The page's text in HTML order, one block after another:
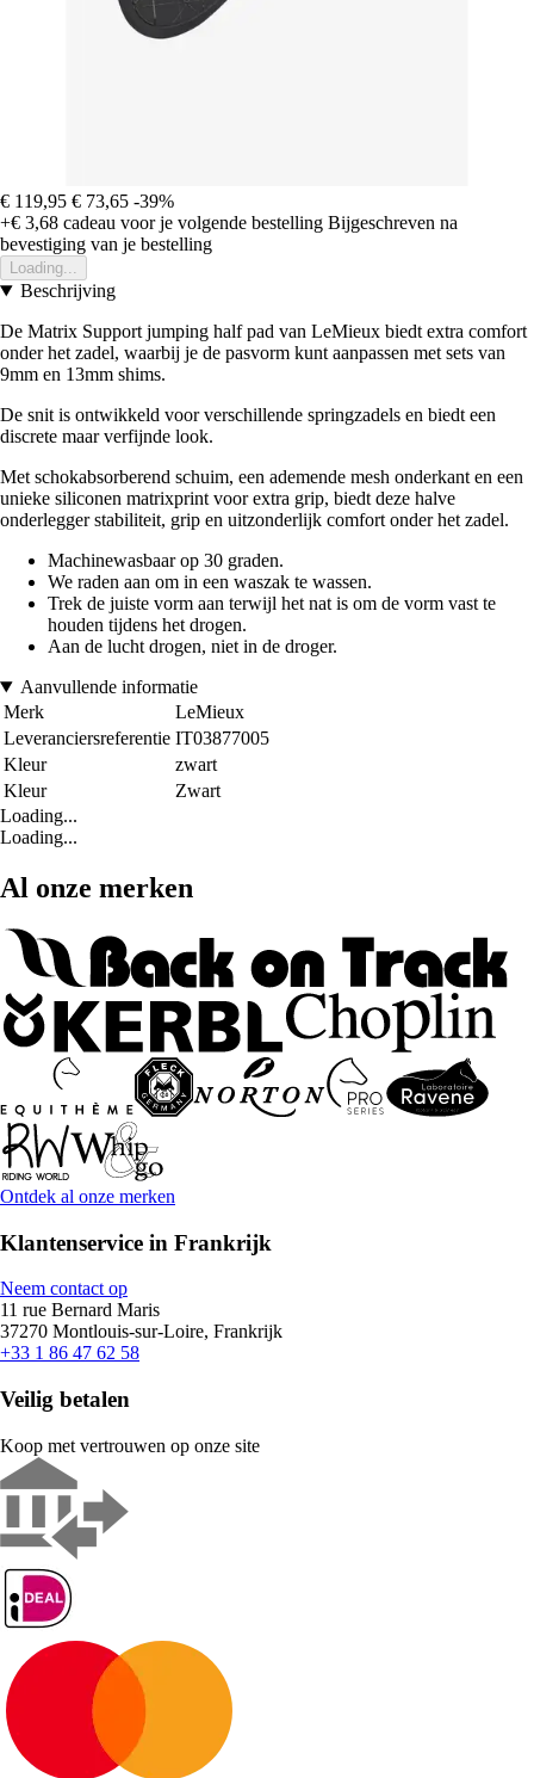
€ 119,95 € 73,65 -39%
+€ 3,68 cadeau voor je volgende bestelling Bijgeschreven na
bevestiging van je bestelling
Loading...
Beschrijving
De Matrix Support jumping half pad van LeMieux biedt extra comfort
onder het zadel, waarbij je de pasvorm kunt aanpassen met sets van
9mm en 13mm shims.
De snit is ontwikkeld voor verschillende springzadels en biedt een
discrete maar verfijnde look.
Met schokabsorberend schuim, een ademende mesh onderkant en een
unieke siliconen matrixprint voor extra grip, biedt deze halve
onderlegger stabiliteit, grip en uitzonderlijk comfort onder het zadel.
Machinewasbaar op 30 graden.
We raden aan om in een waszak te wassen.
Trek de juiste vorm aan terwijl het nat is om de vorm vast te
houden tijdens het drogen.
Aan de lucht drogen, niet in de droger.
Aanvullende informatie
Merk
LeMieux
Leveranciersreferentie IT03877005
Kleur
zwart
Kleur
Zwart
Loading...
Loading...
Al onze merken
Ontdek al onze merken
Klantenservice in Frankrijk
Neem contact op
11 rue Bernard Maris
37270 Montlouis-sur-Loire, Frankrijk
+33 1 86 47 62 58
Veilig betalen
Koop met vertrouwen op onze site